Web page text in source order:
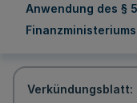
Anwendung des §
Verkündungsblatt